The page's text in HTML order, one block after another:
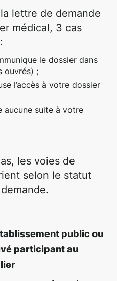
la lettre de demande
médical, 3 cas
le dossier dans
ouvrés) ;
l’accès à votre dossier
aucune suite à votre
les voies de
selon le statut
public ou
participant au